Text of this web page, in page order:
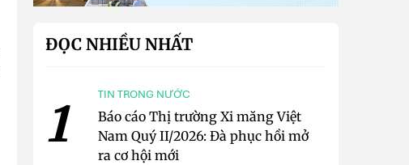
ĐỌC NHIỀU NHẤT
1 TIN TRONG NƯỚC
Báo cáo Thị trường Xi măng Việt
Nam Quý II/2026: Đà phục hồi mở
ra cơ hội mới